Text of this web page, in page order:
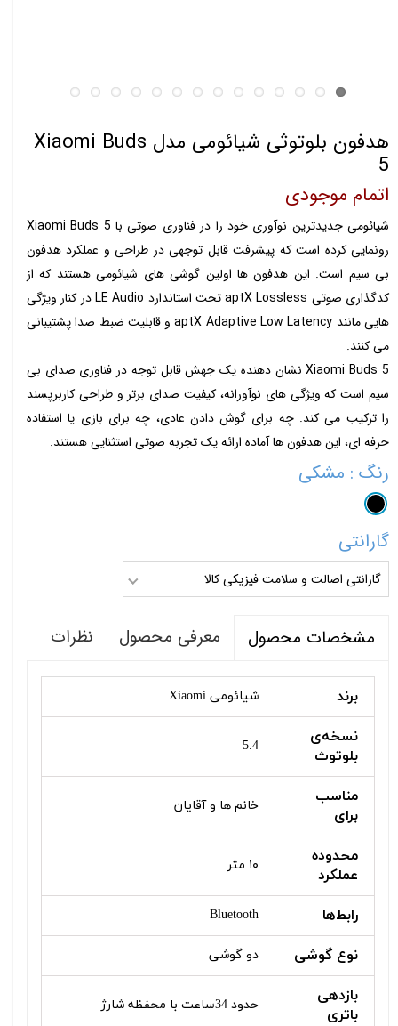
هدفون بلوتوثی شیائومی مدل Xiaomi Buds
5
اتمام موجودی
شیائومی جدیدترین نوآوری خود را در فناوری صوتی با Xiaomi Buds 5
رونمایی کرده است که پیشرفت قابل توجهی در طراحی و عملکرد هدفون
بی سیم است. این هدفون ها اولین گوشی های شیائومی هستند که از
کدگذاری صوتی aptX Lossless تحت استاندارد LE Audio در کنار ویژگی
هایی مانند aptX Adaptive Low Latency و قابلیت ضبط صدا پشتیبانی
می کنند.
Xiaomi Buds 5 نشان دهنده یک جهش قابل توجه در فناوری صدای بی
سیم است که ویژگی های نوآورانه، کیفیت صدای برتر و طراحی کاربرپسند
را ترکیب می کند. چه برای گوش دادن عادی، چه برای بازی یا استفاده
حرفه ای، این هدفون ها آماده ارائه یک تجربه صوتی استثنایی هستند.
رنگ : مشکی
گارانتی
گارانتی اصالت و سلامت فیزیکی کالا
مشخصات محصول معرفی محصول نظرات
برند شیائومی Xiaomi
نسخه‌ی
بلوتوث
5.4
مناسب
برای
خانم ها و آقایان
محدوده
عملکرد
۱۰ متر
رابط‌ها Bluetooth
نوع گوشی دو گوشی
بازدهی
باتری
حدود 34ساعت با محفظه شارژ